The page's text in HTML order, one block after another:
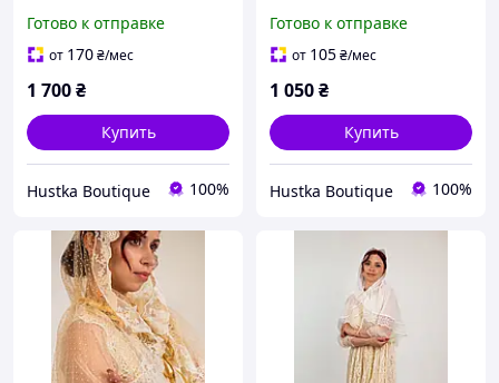
гребнем | Для крестной,
невесты, храма и
Готово к отправке
от 170₴/мес
1 700₴
Купить
Hustka Boutique 100%
из фатина в горошек с
кружевом и гребнем |
храма
Готово к отправке
от 105₴/мес
1 050₴
Купить
Hustka Boutique 100%